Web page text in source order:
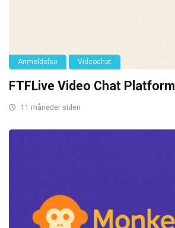
Anmeldelse Videochat
FTFLive Video Chat Platform
11 måneder siden